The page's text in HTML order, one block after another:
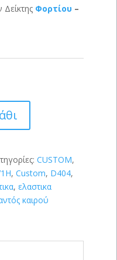
Φορτίου –
CUSTOM,
, Custom, D404,
, ελαστικα
καιρού